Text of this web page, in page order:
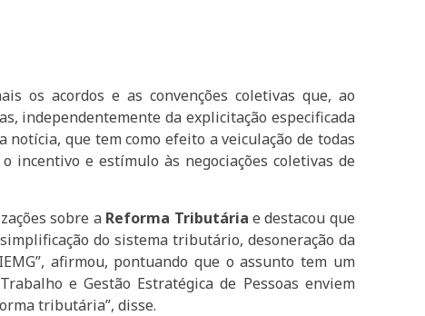
os acordos e as convenções coletivas que, ao
independentemente da explicitação especificada
que tem como efeito a veiculação de todas
incentivo e estímulo às negociações coletivas de
sobre a Reforma Tributária e destacou que
do sistema tributário, desoneração da
afirmou, pontuando que o assunto tem um
e Gestão Estratégica de Pessoas enviem
tributária”, disse.